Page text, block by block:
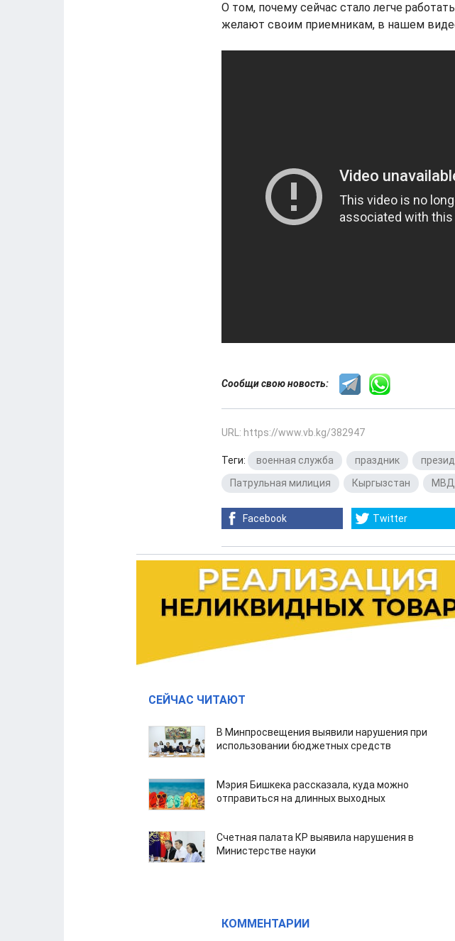
О том, почему сейчас стало легче
желают своим приемникам, в нашем
Сообщи свою новость:
URL: https://www.vb.kg/382947
Теги: военная служба праздник
Патрульная милиция
Кыргызстан МВД
Facebook Twitter
СЕЙЧАС ЧИТАЮТ
В Минпросвещения выявили нарушения при
использовании бюджетных средств
Мэрия Бишкека рассказала, куда можно
отправиться на длинных выходных
Счетная палата КР выявила нарушения в
Министерстве науки
КОММЕНТАРИИ